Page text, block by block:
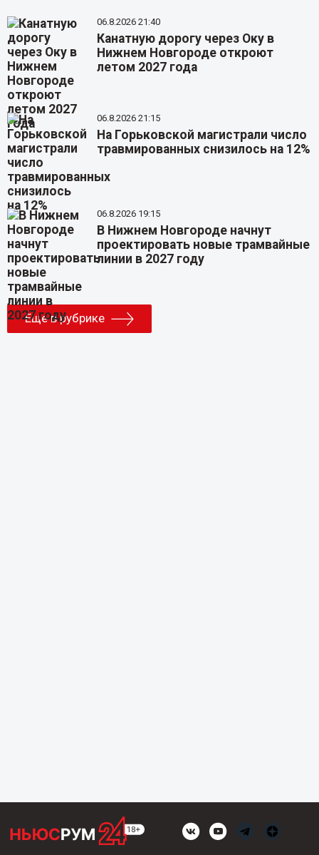
06.8.2026 21:40
Канатную дорогу через Оку в
Нижнем Новгороде откроют
летом 2027 года
06.8.2026 21:15
На Горьковской магистрали число
травмированных снизилось на 12%
06.8.2026 19:15
В Нижнем Новгороде начнут
проектировать новые трамвайные
линии в 2027 году
Еще в рубрике